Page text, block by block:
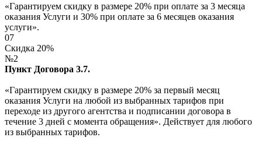
«Гарантируем скидку в размере 20% при оплате за 3 месяца
оказания Услуги и 30% при оплате за 6 месяцев оказания
услуги».
07
Скидка 20%
№2
Пункт Договора 3.7.
«Гарантируем скидку в размере 20% за первый месяц
оказания Услуги на любой из выбранных тарифов при
переходе из другого агентства и подписании договора в
течение 3 дней с момента обращения». Действует для любого
из выбранных тарифов.